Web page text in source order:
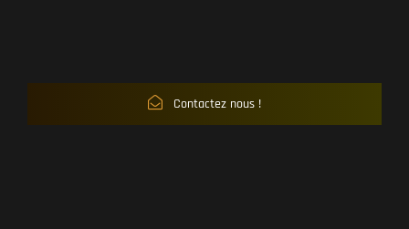
Contactez nous !